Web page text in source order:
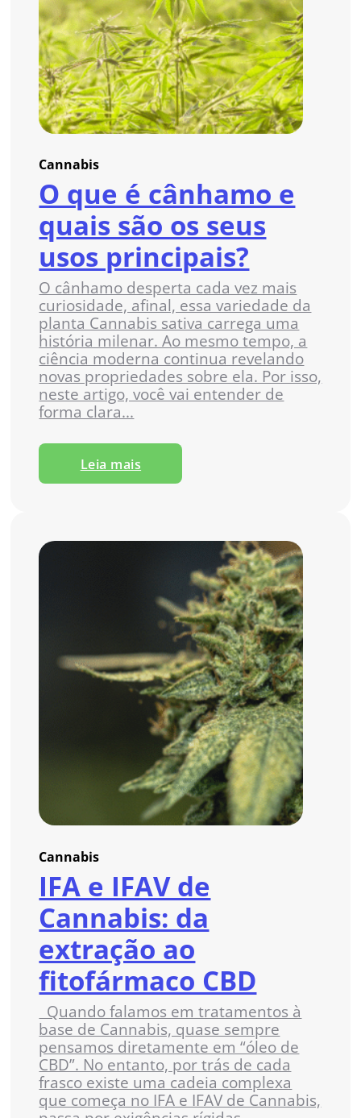
Cannabis
O que é cânhamo e
quais são os seus
usos principais?
O cânhamo desperta cada vez mais
curiosidade, afinal, essa variedade da
planta Cannabis sativa carrega uma
história milenar. Ao mesmo tempo, a
ciência moderna continua revelando
novas propriedades sobre ela. Por isso,
neste artigo, você vai entender de
forma clara...
Leia mais
Cannabis
IFA e IFAV de
Cannabis: da
extração ao
fitofármaco CBD
Quando falamos em tratamentos à
base de Cannabis, quase sempre
pensamos diretamente em “óleo de
CBD”. No entanto, por trás de cada
frasco existe uma cadeia complexa
que começa no IFA e IFAV de Cannabis,